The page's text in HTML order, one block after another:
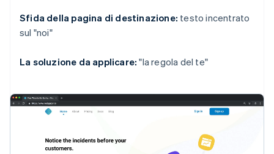
Sfida della pagina di destinazione: testo incentrato
sul "noi"
La soluzione da applicare: "la regola del te"